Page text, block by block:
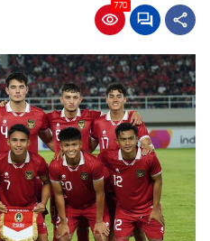
770